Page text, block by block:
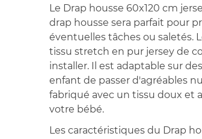
Le Drap housse 60x120 cm
drap housse sera parfait pour
éventuelles tâches ou saletés.
tissu stretch en pur jersey de
installer. Il est adaptable sur
enfant de passer d'agréables
fabriqué avec un tissu doux et
votre bébé.
Les caractéristiques du Drap